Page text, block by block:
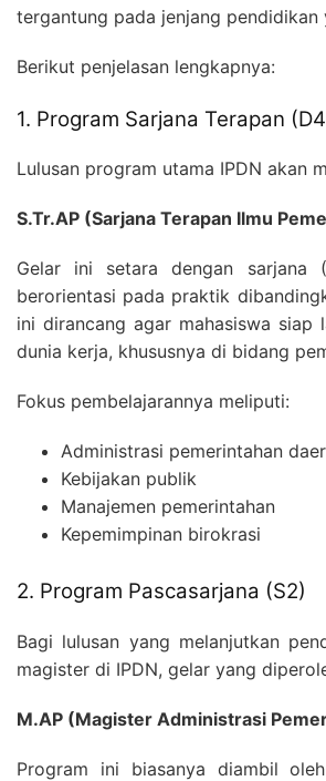
tergantung pada jenjang pendidikan
Berikut penjelasan lengkapnya:
1. Program Sarjana Terapan
Lulusan program utama IPDN akan
S.Tr.AP (Sarjana Terapan Ilmu
Gelar ini setara dengan sarjana
berorientasi pada praktik
ini dirancang agar mahasiswa siap
dunia kerja, khususnya di bidang
Fokus pembelajarannya meliputi:
Administrasi pemerintahan
Kebijakan publik
Manajemen pemerintahan
Kepemimpinan birokrasi
2. Program Pascasarjana (S2)
Bagi lulusan yang melanjutkan
magister di IPDN, gelar yang
M.AP (Magister Administrasi
Program ini biasanya diambil